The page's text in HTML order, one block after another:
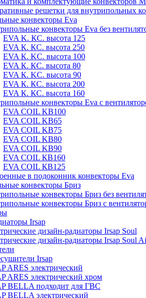
решетки для внутрипольных
конвекторы Eva
конвекторы Eva без
EVA K. КС. высота 125
EVA К. КС. высота 250
EVA К. KС. высота 100
EVA К. КС. высота 80
EVA К. KC. высота 90
EVA К. КС. высота 200
EVA К. КС. высота 160
конвекторы Eva с
EVA COIL KB100
EVA COIL KB65
EVA COIL KB75
EVA COIL KB80
EVA COIL KB90
EVA COIL КВ160
EVA COIL КВ125
в подоконник конвекторы Eva
конвекторы Бриз
конвекторы Бриз без
конвекторы Бриз с
Irsap
дизайн-радиаторы Irsap Soul
дизайн-радиаторы Irsap Soul
Irsap
ARES электрический
ARES электрический хром
BELLA подходит для ГВС
BELLA электрический